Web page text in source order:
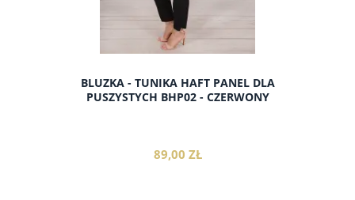
BLUZKA - TUNIKA HAFT PANEL DLA
PUSZYSTYCH BHP02 - CZERWONY
89,00 ZŁ